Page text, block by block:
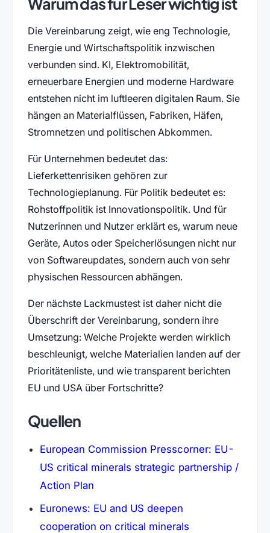
Die Vereinbarung zeigt, wie eng Technologie,
Energie und Wirtschaftspolitik inzwischen
verbunden sind. KI, Elektromobilität,
erneuerbare Energien und moderne Hardware
entstehen nicht im luftleeren digitalen Raum. Sie
hängen an Materialflüssen, Fabriken, Häfen,
Stromnetzen und politischen Abkommen.
Für Unternehmen bedeutet das:
Lieferkettenrisiken gehören zur
Technologieplanung. Für Politik bedeutet es:
Rohstoffpolitik ist Innovationspolitik. Und für
Nutzerinnen und Nutzer erklärt es, warum neue
Geräte, Autos oder Speicherlösungen nicht nur
von Softwareupdates, sondern auch von sehr
physischen Ressourcen abhängen.
Der nächste Lackmustest ist daher nicht die
Überschrift der Vereinbarung, sondern ihre
Umsetzung: Welche Projekte werden wirklich
beschleunigt, welche Materialien landen auf der
Prioritätenliste, und wie transparent berichten
EU und USA über Fortschritte?
Quellen
European Commission Presscorner: EU-
US critical minerals strategic partnership /
Action Plan(öffnet in neuem Tab)
Euronews: EU and US deepen
cooperation on critical minerals(öffnet in neuem